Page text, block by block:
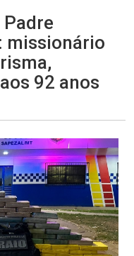
Padre
missionário
92 anos